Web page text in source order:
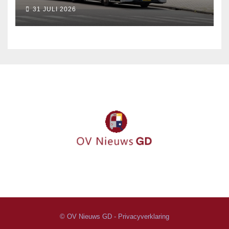
september
31 JULI 2026
© OV Nieuws GD - Privacyverklaring